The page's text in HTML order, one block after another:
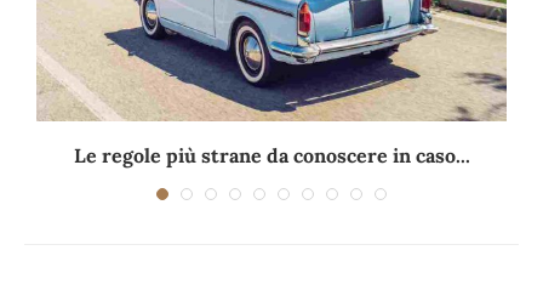
Le regole più strane da conoscere in caso...